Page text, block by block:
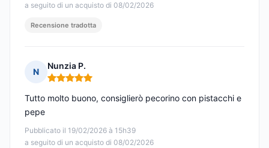
a seguito di un acquisto di 08/02/2026
Recensione tradotta
N
Nunzia P.
Nota: 5 su 5
Pubblicato il 19/02/2026 à 15h39
a seguito di un acquisto di 08/02/2026
Tutto molto buono, consiglierò pecorino con pistacchi e
pepe